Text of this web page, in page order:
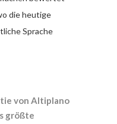
die heutige
Sprache
von Altiplano
größte